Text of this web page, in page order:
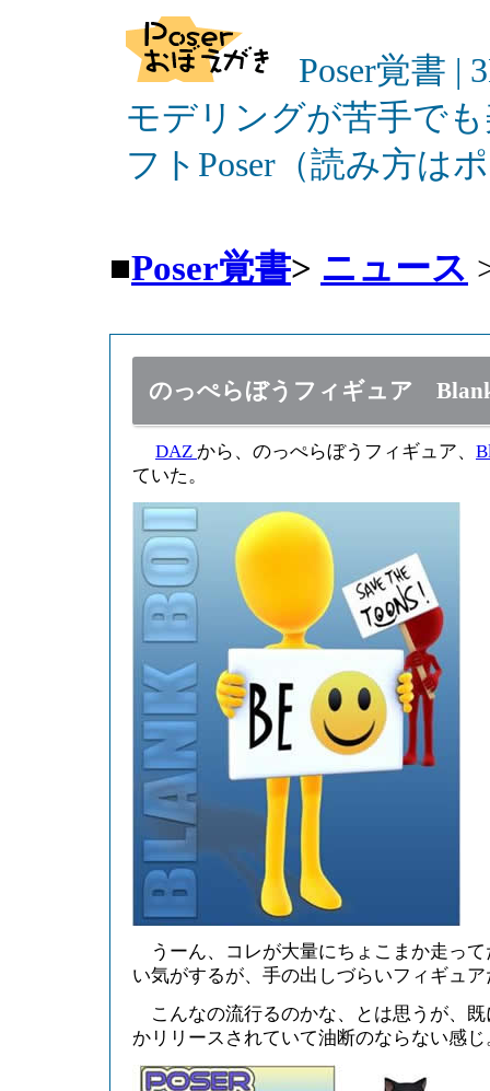
Poser覚書 |
モデリングが苦手で
フトPoser（読み方は
■Poser覚書> ニュース
のっぺらぼうフィギュア
DAZ から、のっぺらぼうフィギュア、
ていた。
うーん、コレが大量にちょこまか走っ
い気がするが、手の出しづらいフィギュア
こんなの流行るのかな、とは思うが、
かリリースされていて油断のならない感じ